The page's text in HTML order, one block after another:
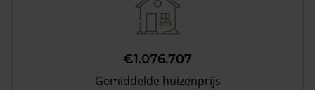
€1.076.707
Gemiddelde huizenprijs